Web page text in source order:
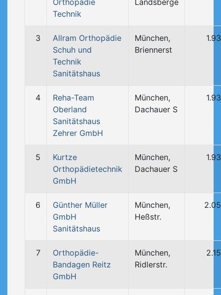
Orthopädie
Technik
Landsberge
3
Allram Orthopädie
Schuh und
Technik
Sanitätshaus
München,
Briennerst
4
Reha-Team
Oberland
Sanitätshaus
Zehrer GmbH
München,
Dachauer S
5
Kurtze
Orthopädietechnik
GmbH
München,
Dachauer S
6
Günther Müller
GmbH
Sanitätshaus
München,
Heßstr.
7
Orthopädie-
Bandagen Reitz
GmbH
München,
Ridlerstr.